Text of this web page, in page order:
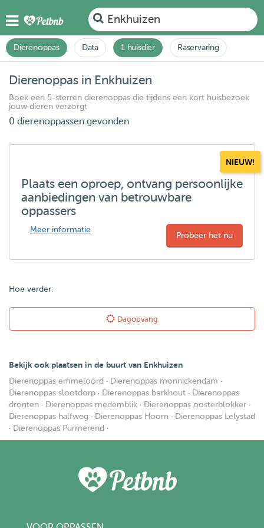
Enkhuizen
Dierenoppas Data 1 huisdier Raservaring
Dierenoppas in Enkhuizen
Boek een 5-sterren dierenoppas die tijdens een kort huisbezoek
jouw dieren verzorgt
0 dierenoppassen gevonden
NIEUW!
Plaats een oproep, ontvang persoonlijke
aanbiedingen van betrouwbare
oppassers
Meer informatie
Probeer het nu
Hoe verder:
Dagopvang
Bekijk ook plaatsen in de buurt van Enkhuizen
Dierenoppas emmeloord · Dierenoppas monnickendam ·
Dierenoppas slootdorp · Dierenoppas berkhout · Dierenoppas
dronten · Dierenoppas medemblik · Dierenoppas oosterblokker ·
Dierenoppas halfweg · Dierenoppas Hoorn · Dierenoppas Lelystad
· Dierenoppas Purmerend ·